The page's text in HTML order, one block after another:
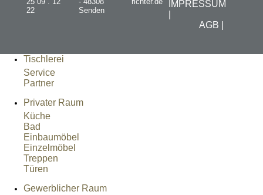
22
Senden
IMPRESSUM
AGB |
Tischlerei
Service
Partner
Privater Raum
Küche
Bad
Einbaumöbel
Einzelmöbel
Treppen
Türen
Gewerblicher Raum